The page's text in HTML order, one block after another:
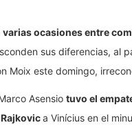
varias ocasiones entre
sus diferencias, al
Moix este domingo,
Asensio tuvo el
a Vinícius en el